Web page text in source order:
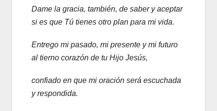
Dame la gracia, también, de saber y aceptar
si es que Tú tienes otro plan para mi vida.
Entrego mi pasado, mi presente y mi futuro
al tierno corazón de tu Hijo Jesús,
confiado en que mi oración será escuchada
y respondida.